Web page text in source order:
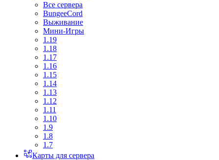
Все сервера
BungeeCord
Выживание
Мини-Игры
1.19
1.18
1.17
1.16
1.15
1.14
1.13
1.12
1.11
1.10
1.9
1.8
1.7
Карты для сервера